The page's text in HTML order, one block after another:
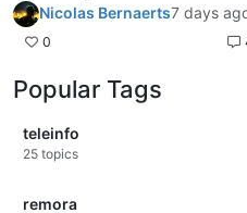
Nicolas Bernaerts7 days
0
Popular Tags
teleinfo
25 topics
remora